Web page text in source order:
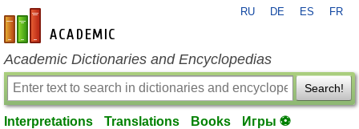
en-academic.com
RU DE ES FR
Academic Dictionaries and Encyclopedias
Search!
Interpretations Translations Books Игры ⚽